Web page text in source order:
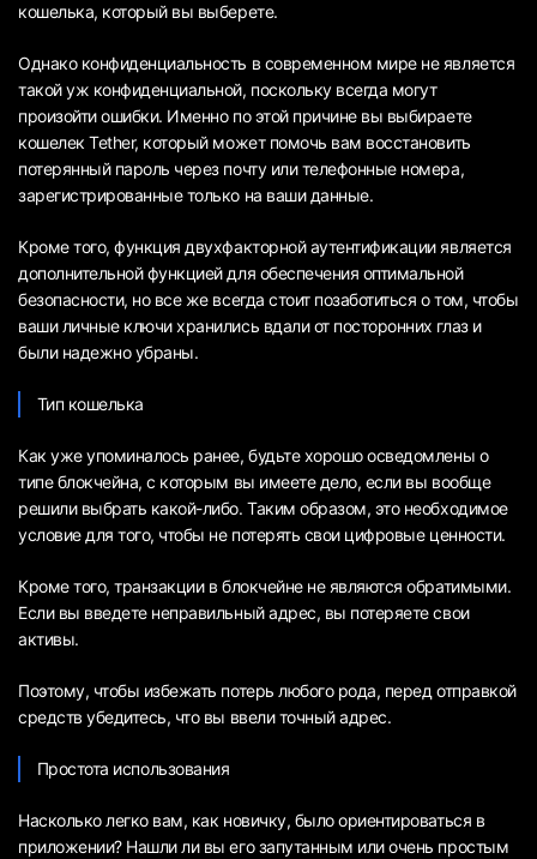
кошелька, который вы выберете.
Однако конфиденциальность в современном мире не является
такой уж конфиденциальной, поскольку всегда могут
произойти ошибки. Именно по этой причине вы выбираете
кошелек Tether, который может помочь вам восстановить
потерянный пароль через почту или телефонные номера,
зарегистрированные только на ваши данные.
Кроме того, функция двухфакторной аутентификации является
дополнительной функцией для обеспечения оптимальной
безопасности, но все же всегда стоит позаботиться о том, чтобы
ваши личные ключи хранились вдали от посторонних глаз и
были надежно убраны.
Тип кошелька
Как уже упоминалось ранее, будьте хорошо осведомлены о
типе блокчейна, с которым вы имеете дело, если вы вообще
решили выбрать какой-либо. Таким образом, это необходимое
условие для того, чтобы не потерять свои цифровые ценности.
Кроме того, транзакции в блокчейне не являются обратимыми.
Если вы введете неправильный адрес, вы потеряете свои
активы.
Поэтому, чтобы избежать потерь любого рода, перед отправкой
средств убедитесь, что вы ввели точный адрес.
Простота использования
Насколько легко вам, как новичку, было ориентироваться в
приложении? Нашли ли вы его запутанным или очень простым